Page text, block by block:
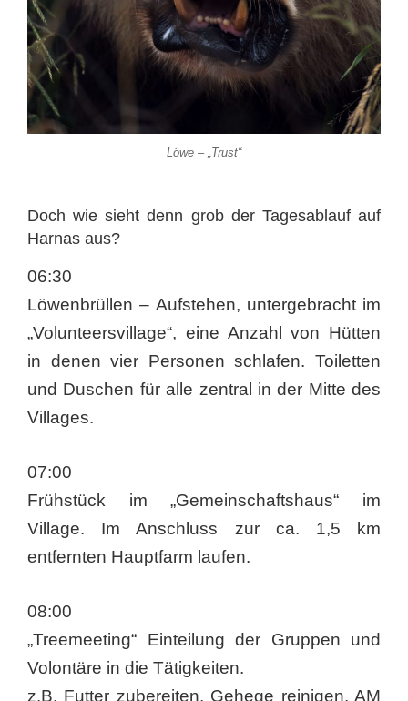
Löwe – „Trust“
Doch wie sieht denn grob der Tagesablauf auf
Harnas aus?
06:30
Löwenbrüllen – Aufstehen, untergebracht im
„Volunteersvillage“, eine Anzahl von Hütten
in denen vier Personen schlafen. Toiletten
und Duschen für alle zentral in der Mitte des
Villages.
07:00
Frühstück im „Gemeinschaftshaus“ im
Village. Im Anschluss zur ca. 1,5 km
entfernten Hauptfarm laufen.
08:00
„Treemeeting“ Einteilung der Gruppen und
Volontäre in die Tätigkeiten.
z.B. Futter zubereiten, Gehege reinigen, AM